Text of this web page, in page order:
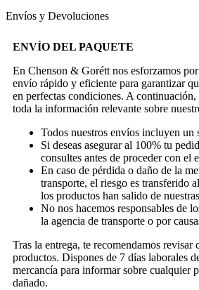
Envíos y Devoluciones
ENVÍO DEL PAQUETE
En Chenson & Gorétt nos esforzamos
envío rápido y eficiente para garantizar
en perfectas condiciones. A
toda la información relevante sobre
Todos nuestros envíos incluyen un
Si deseas asegurar al 100% tu
consultes antes de proceder con el
En caso de pérdida o daño de la
transporte, el riesgo es transferido
los productos han salido de
No nos hacemos responsables de
la agencia de transporte o por
Tras la entrega, te recomendamos revisar
productos. Dispones de 7 días laborales
mercancía para informar sobre cualquier
dañado.